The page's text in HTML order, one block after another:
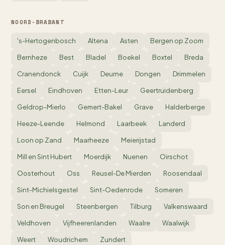
NOORD-BRABANT
's-Hertogenbosch Altena Asten Bergen op Zoom
Bernheze Best Bladel Boekel Boxtel Breda
Cranendonck Cuijk Deurne Dongen Drimmelen
Eersel Eindhoven Etten-Leur Geertruidenberg
Geldrop-Mierlo Gemert-Bakel Grave Halderberge
Heeze-Leende Helmond Laarbeek Landerd
Loon op Zand Maarheeze Meierijstad
Mill en Sint Hubert Moerdijk Nuenen Oirschot
Oosterhout Oss Reusel-De Mierden Roosendaal
Sint-Michielsgestel Sint-Oedenrode Someren
Son en Breugel Steenbergen Tilburg Valkenswaard
Veldhoven Vijfheerenlanden Waalre Waalwijk
Weert Woudrichem Zundert